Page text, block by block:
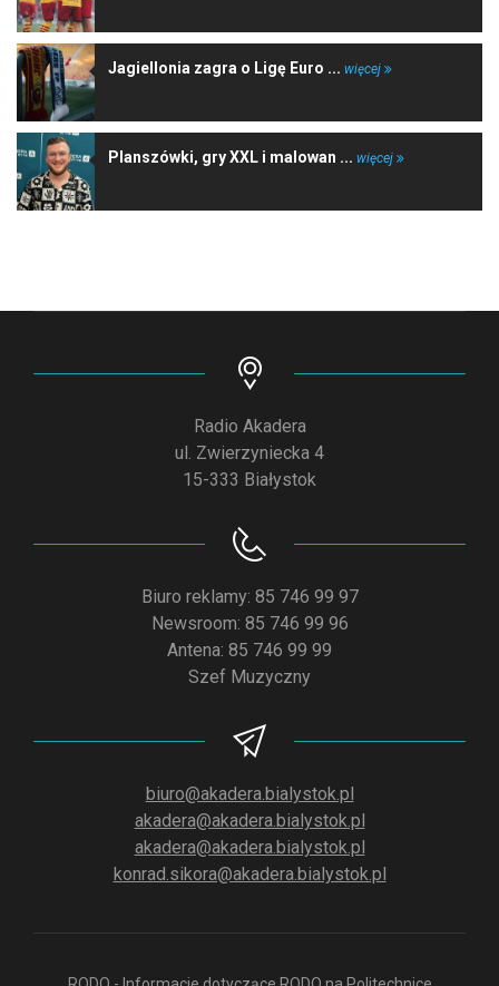
Jagiellonia zagra o Ligę Euro ... więcej
Planszówki, gry XXL i malowan ... więcej
Radio Akadera
ul. Zwierzyniecka 4
15-333 Białystok
Biuro reklamy: 85 746 99 97
Newsroom: 85 746 99 96
Antena: 85 746 99 99
Szef Muzyczny
biuro@akadera.bialystok.pl
akadera@akadera.bialystok.pl
akadera@akadera.bialystok.pl
konrad.sikora@akadera.bialystok.pl